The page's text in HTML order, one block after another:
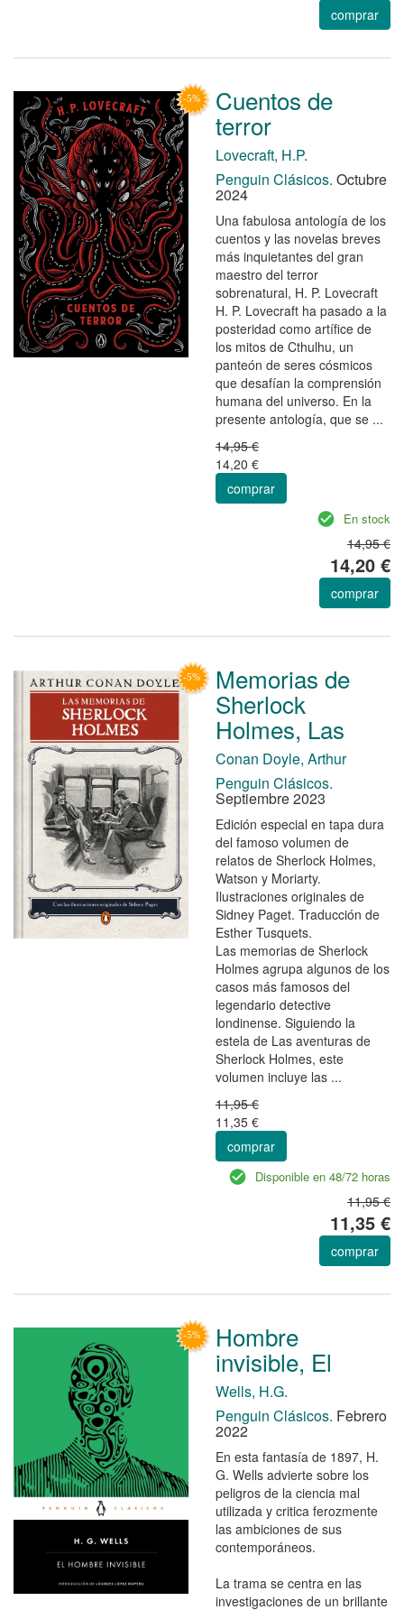
comprar
Cuentos de
terror
Lovecraft, H.P.
Penguin Clásicos. Octubre
2024
Una fabulosa antología de los
cuentos y las novelas breves
más inquietantes del gran
maestro del terror
sobrenatural, H. P. Lovecraft
H. P. Lovecraft ha pasado a la
posteridad como artífice de
los mitos de Cthulhu, un
panteón de seres cósmicos
que desafían la comprensión
humana del universo. En la
presente antología, que se ...
14,95 €
14,20 €
comprar
En stock
14,95 €
14,20 €
comprar
Memorias de
Sherlock
Holmes, Las
Conan Doyle, Arthur
Penguin Clásicos.
Septiembre 2023
Edición especial en tapa dura
del famoso volumen de
relatos de Sherlock Holmes,
Watson y Moriarty.
Ilustraciones originales de
Sidney Paget. Traducción de
Esther Tusquets.
Las memorias de Sherlock
Holmes agrupa algunos de los
casos más famosos del
legendario detective
londinense. Siguiendo la
estela de Las aventuras de
Sherlock Holmes, este
volumen incluye las ...
11,95 €
11,35 €
comprar
Disponible en 48/72 horas
11,95 €
11,35 €
comprar
Hombre
invisible, El
Wells, H.G.
Penguin Clásicos. Febrero
2022
En esta fantasía de 1897, H.
G. Wells advierte sobre los
peligros de la ciencia mal
utilizada y critica ferozmente
las ambiciones de sus
contemporáneos.
La trama se centra en las
investigaciones de un brillante